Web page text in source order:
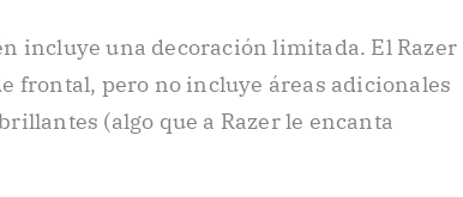
incluye una decoración limitada. El Razer
frontal, pero no incluye áreas adicionales
(algo que a Razer le encanta